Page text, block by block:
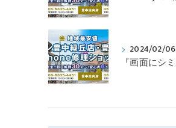
2024/02/06